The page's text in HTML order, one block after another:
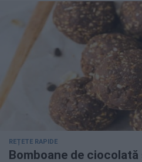
REȚETE RAPIDE
Bomboane de